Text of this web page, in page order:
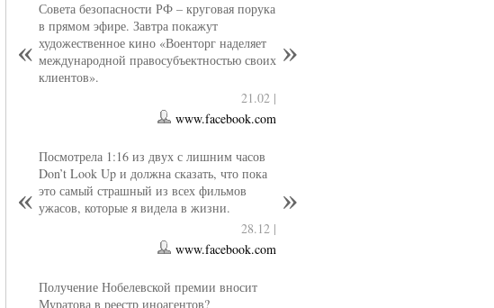
Совета безопасности РФ – круговая порука
в прямом эфире. Завтра покажут
художественное кино «Военторг наделяет
международной правосубъектностью своих
клиентов».
21.02 |
www.facebook.com
Посмотрела 1:16 из двух с лишним часов
Don’t Look Up и должна сказать, что пока
это самый страшный из всех фильмов
ужасов, которые я видела в жизни.
28.12 |
www.facebook.com
Получение Нобелевской премии вносит
Муратова в реестр иноагентов?